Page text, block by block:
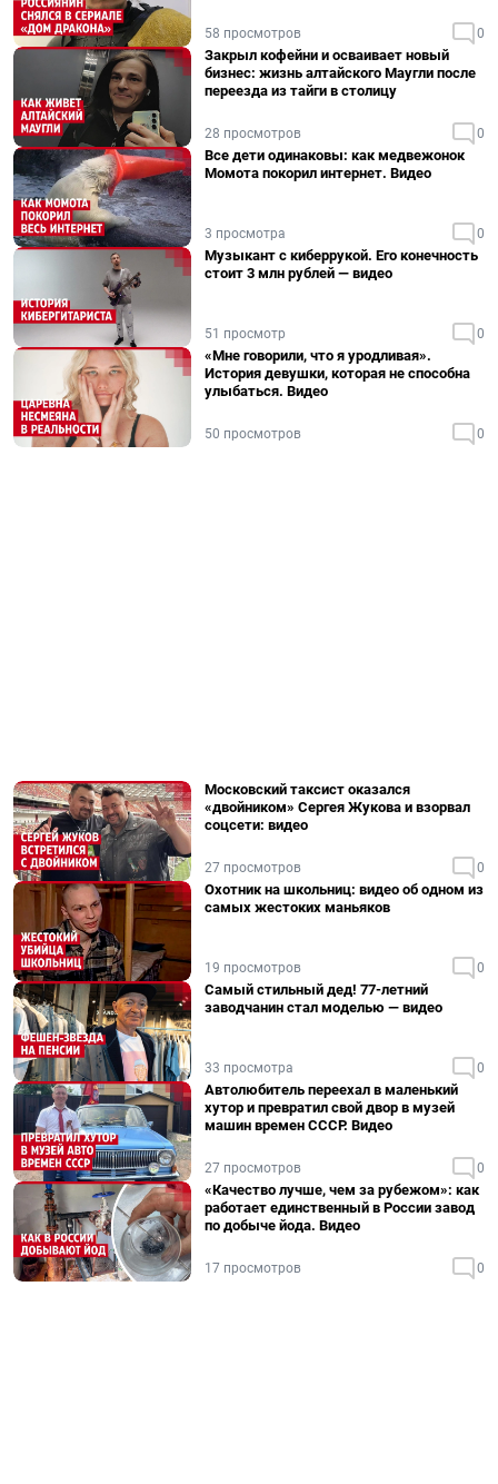
58 просмотров 0
Закрыл кофейни и осваивает новый
бизнес: жизнь алтайского Маугли после
переезда из тайги в столицу
28 просмотров 0
Все дети одинаковы: как медвежонок
Момота покорил интернет. Видео
3 просмотра 0
Музыкант с киберрукой. Его конечность
стоит 3 млн рублей — видео
51 просмотр 0
«Мне говорили, что я уродливая».
История девушки, которая не способна
улыбаться. Видео
50 просмотров 0
Московский таксист оказался
«двойником» Сергея Жукова и взорвал
соцсети: видео
27 просмотров 0
Охотник на школьниц: видео об одном из
самых жестоких маньяков
19 просмотров 0
Самый стильный дед! 77-летний
заводчанин стал моделью — видео
33 просмотра 0
Автолюбитель переехал в маленький
хутор и превратил свой двор в музей
машин времен СССР. Видео
27 просмотров 0
«Качество лучше, чем за рубежом»: как
работает единственный в России завод
по добыче йода. Видео
17 просмотров 0